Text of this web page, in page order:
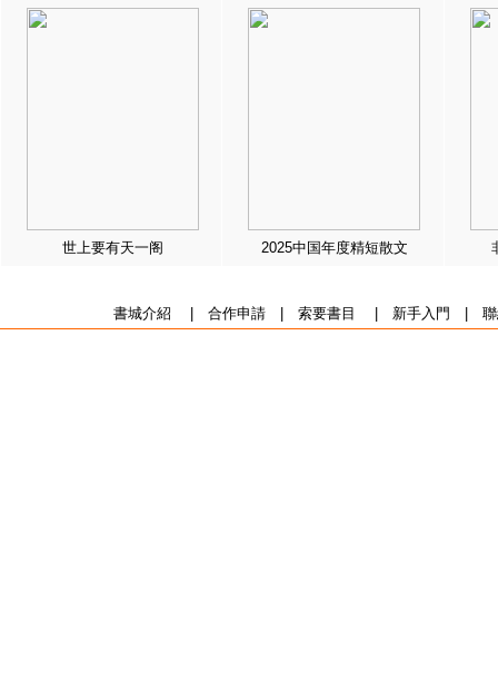
世上要有天一阁 2025中国年度精短散文
書城介紹 合作申請| 索要書目 新手入門